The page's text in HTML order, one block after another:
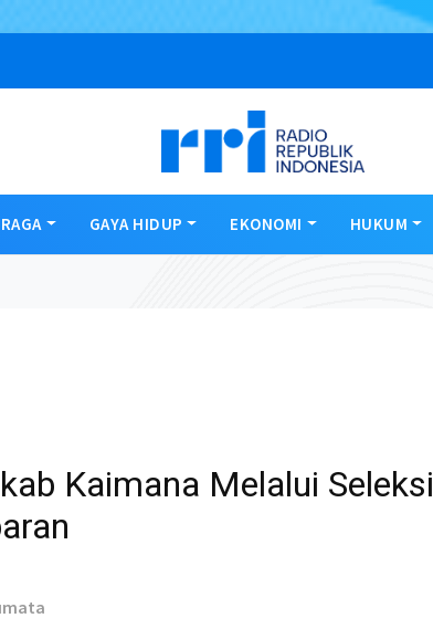
GAYA HIDUP EKONOMI HUKUM
Kaimana Melalui Seleksi